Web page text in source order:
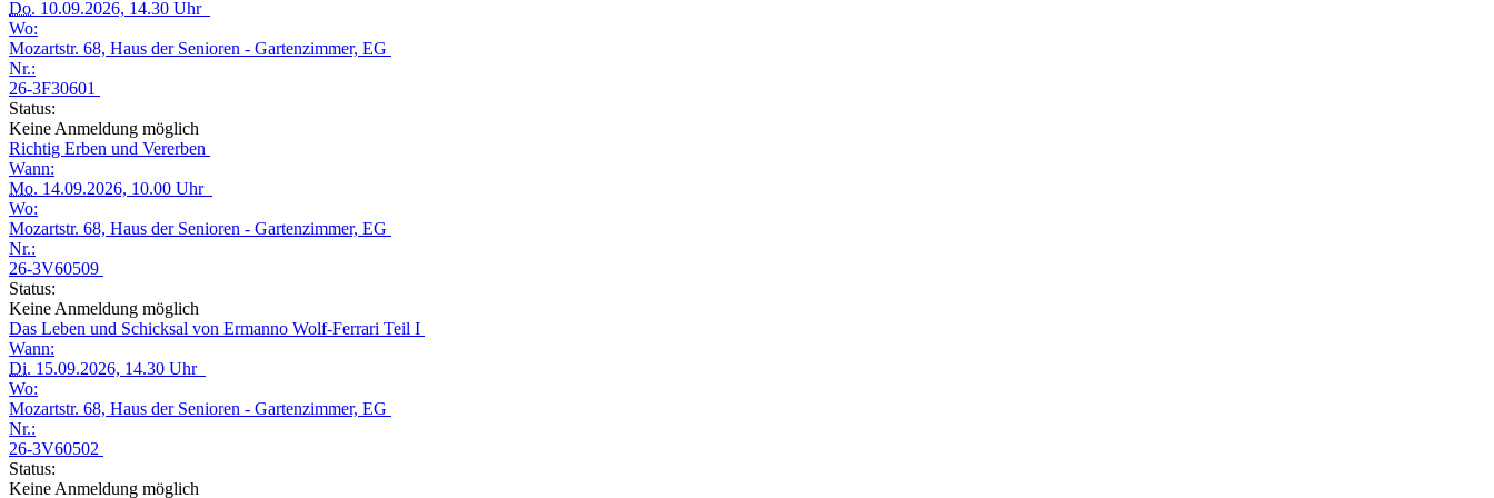
Do. 10.09.2026, 14.30 Uhr
Wo:
Mozartstr. 68, Haus der Senioren - Gartenzimmer, EG
Nr.:
26-3F30601
Status:
Keine Anmeldung möglich
Richtig Erben und Vererben
Wann:
Mo. 14.09.2026, 10.00 Uhr
Wo:
Mozartstr. 68, Haus der Senioren - Gartenzimmer, EG
Nr.:
26-3V60509
Status:
Keine Anmeldung möglich
Das Leben und Schicksal von Ermanno Wolf-Ferrari Teil I
Wann:
Di. 15.09.2026, 14.30 Uhr
Wo:
Mozartstr. 68, Haus der Senioren - Gartenzimmer, EG
Nr.:
26-3V60502
Status:
Keine Anmeldung möglich